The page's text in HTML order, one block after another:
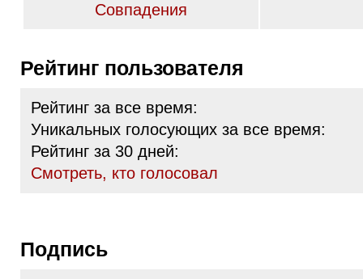
Совпадения
Рейтинг пользователя
Рейтинг за все время:
Уникальных голосующих за все время:
Рейтинг за 30 дней:
Cмотреть, кто голосовал
Подпись